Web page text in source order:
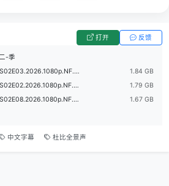
施卡·布莱特纳所解释的那样，比约恩童年时
解的冲突，对他的影响远比他意识到的更
力治愈这些创伤，与过去和解，同时还要应
机父母、警察调查员、勒索以及生活中层...
打开 反馈
-季
Achtsam.Morden.S02E03.2026.1080p.NF.WEB-DL.H264.DDP5.1.Atmos.mkv
1.84 GB
Achtsam.Morden.S02E02.2026.1080p.NF.WEB-DL.H264.DDP5.1.Atmos.mkv
1.79 GB
Achtsam.Morden.S02E08.2026.1080p.NF.WEB-DL.H264.DDP5.1.Atmos.mkv
1.67 GB
中文字幕 杜比全景声